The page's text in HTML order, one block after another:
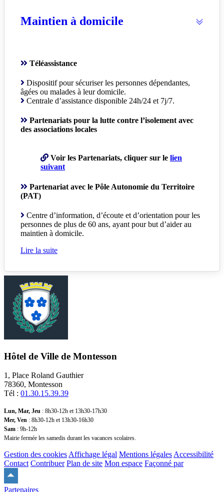
Maintien à domicile
Téléassistance
Dispositif pour sécuriser les personnes dépendantes,
âgées ou malades à leur domicile.
Centrale d’assistance disponible 24h/24 et 7j/7.
Partenariats pour la lutte contre l’isolement avec
des associations locales
Voir les Partenariats, cliquer sur le lien
suivant
Partenariat avec le Pôle Autonomie du Territoire
(PAT)
Centre d’information, d’écoute et d’orientation pour les
personnes de plus de 60 ans, ayant pour but d’aider au
maintien à domicile.
Lire la suite
Hôtel de Ville de Montesson
1, Place Roland Gauthier
78360, Montesson
Tél : 01.30.15.39.39
Lun, Mar, Jeu : 8h30-12h et 13h30-17h30
Mer, Ven : 8h30-12h et 13h30-16h30
Sam : 9h-12h
Mairie fermée les samedis durant les vacances scolaires.
Gestion des cookies Affichage légal Mentions légales Accessibilité
Contact Contribuer Plan de site Mon espace Façonné par
haut
Partenaires